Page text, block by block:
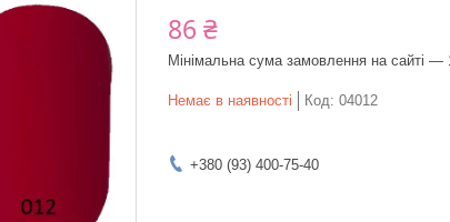
86 ₴
Мінімальна сума замовлення на сайті —
Немає в наявності Код: 04012
+380 (93) 400-75-40